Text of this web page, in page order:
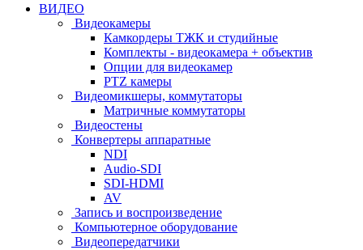
ВИДЕО
Видеокамеры
Камкордеры ТЖК и студийные
Комплекты - видеокамера + объектив
Опции для видеокамер
PTZ камеры
Видеомикшеры, коммутаторы
Матричные коммутаторы
Видеостены
Конвертеры аппаратные
NDI
Audio-SDI
SDI-HDMI
AV
Запись и воспроизведение
Компьютерное оборудование
Видеопередатчики